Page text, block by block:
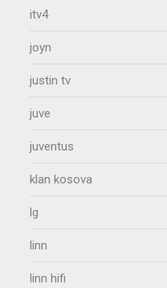
itv4
joyn
justin tv
juve
juventus
klan kosova
lg
linn
linn hifi